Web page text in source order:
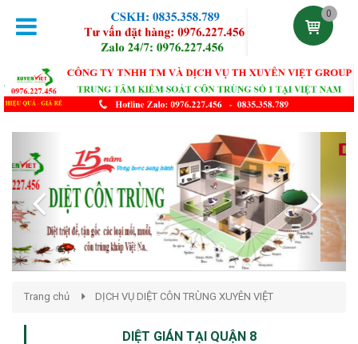
0
Previous Next
DỊCH VỤ DIỆT CÔN TRÙNG XUYÊN VIỆT
DIỆT GIÁN TẠI QUẬN 8